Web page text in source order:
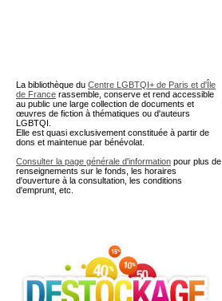
La bibliothèque du Centre LGBTQI+ de Paris et d'Île
de France rassemble, conserve et rend accessible
au public une large collection de documents et
œuvres de fiction à thématiques ou d'auteurs
LGBTQI.
Elle est quasi exclusivement constituée à partir de
dons et maintenue par bénévolat.
Consulter la page générale d'information pour plus de
renseignements sur le fonds, les horaires
d'ouverture à la consultation, les conditions
d'emprunt, etc.